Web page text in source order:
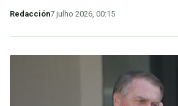
Redacción7 julho 2026, 00:15